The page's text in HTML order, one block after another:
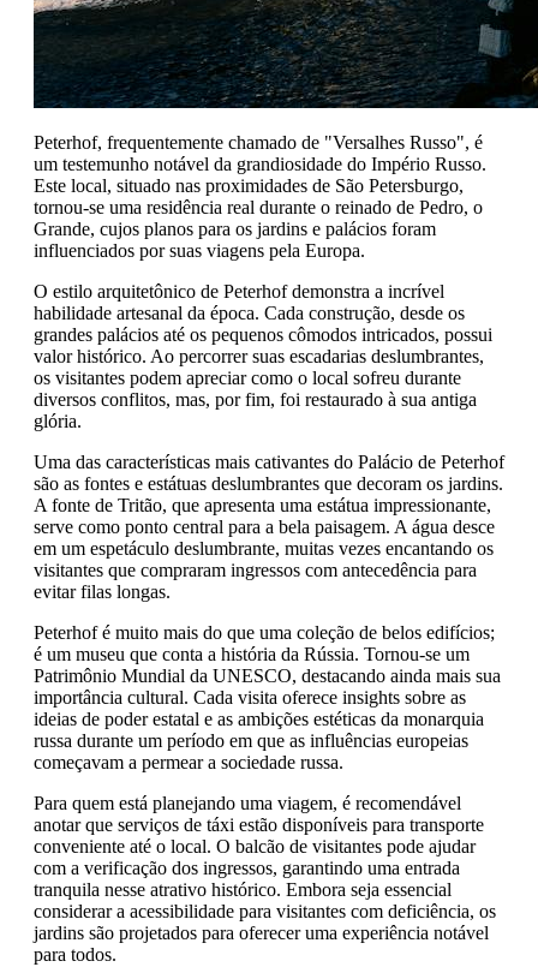
Peterhof, frequentemente chamado de "Versalhes Russo", é
um testemunho notável da grandiosidade do Império Russo.
Este local, situado nas proximidades de São Petersburgo,
tornou-se uma residência real durante o reinado de Pedro, o
Grande, cujos planos para os jardins e palácios foram
influenciados por suas viagens pela Europa.
O estilo arquitetônico de Peterhof demonstra a incrível
habilidade artesanal da época. Cada construção, desde os
grandes palácios até os pequenos cômodos intricados, possui
valor histórico. Ao percorrer suas escadarias deslumbrantes,
os visitantes podem apreciar como o local sofreu durante
diversos conflitos, mas, por fim, foi restaurado à sua antiga
glória.
Uma das características mais cativantes do Palácio de Peterhof
são as fontes e estátuas deslumbrantes que decoram os jardins.
A fonte de Tritão, que apresenta uma estátua impressionante,
serve como ponto central para a bela paisagem. A água desce
em um espetáculo deslumbrante, muitas vezes encantando os
visitantes que compraram ingressos com antecedência para
evitar filas longas.
Peterhof é muito mais do que uma coleção de belos edifícios;
é um museu que conta a história da Rússia. Tornou-se um
Patrimônio Mundial da UNESCO, destacando ainda mais sua
importância cultural. Cada visita oferece insights sobre as
ideias de poder estatal e as ambições estéticas da monarquia
russa durante um período em que as influências europeias
começavam a permear a sociedade russa.
Para quem está planejando uma viagem, é recomendável
anotar que serviços de táxi estão disponíveis para transporte
conveniente até o local. O balcão de visitantes pode ajudar
com a verificação dos ingressos, garantindo uma entrada
tranquila nesse atrativo histórico. Embora seja essencial
considerar a acessibilidade para visitantes com deficiência, os
jardins são projetados para oferecer uma experiência notável
para todos.